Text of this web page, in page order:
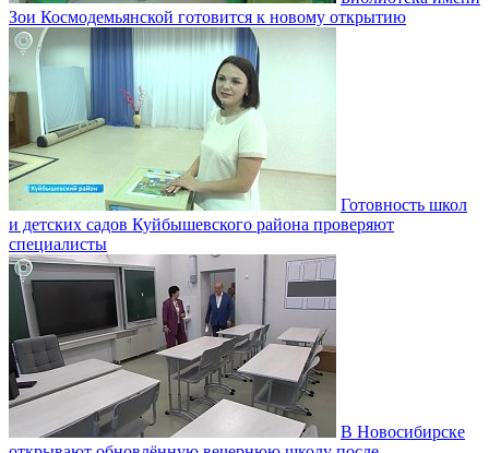
Зои Космодемьянской готовится к новому открытию
Готовность школ
и детских садов Куйбышевского района проверяют
специалисты
В Новосибирске